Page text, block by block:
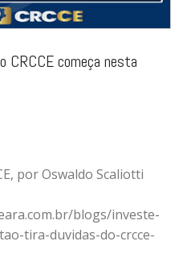
começa nesta
por Oswaldo Scaliotti
blogs/investe-
tira-duvidas-do-crcce-